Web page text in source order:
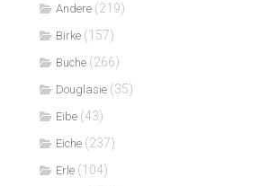
Andere (219)
Birke (157)
Buche (266)
Douglasie (35)
Eibe (43)
Eiche (237)
Erle (104)